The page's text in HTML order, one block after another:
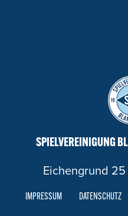
SPIELVEREINIGUNG
Eichengrund 25
IMPRESSUM DATENSCHUTZ